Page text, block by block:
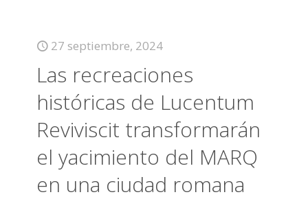
27 septiembre, 2024
Las recreaciones
históricas de Lucentum
Reviviscit transformarán
el yacimiento del MARQ
en una ciudad romana